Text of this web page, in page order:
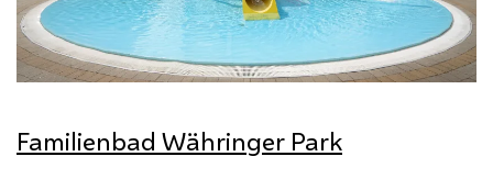
Familienbad Währinger Park